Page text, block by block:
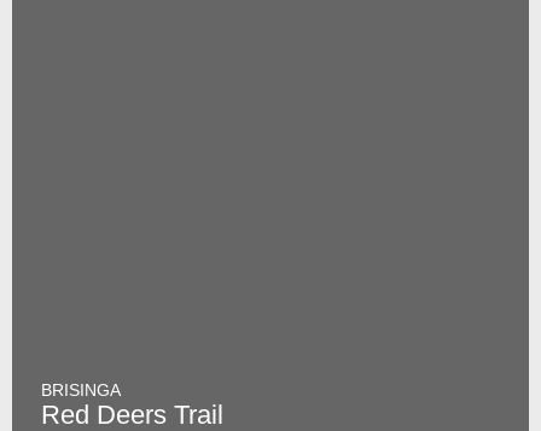
BRISINGA
Red Deers Trail